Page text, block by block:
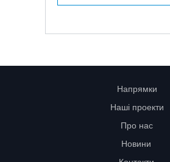
Напрямки
Наші проекти
Про нас
Новини